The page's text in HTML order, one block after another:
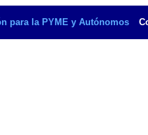
para la PYME y Autónomos